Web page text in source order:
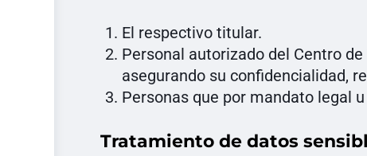
El respectivo titular.
Personal autorizado del Centro
asegurando su confidencialidad,
Personas que por mandato legal
Tratamiento de datos